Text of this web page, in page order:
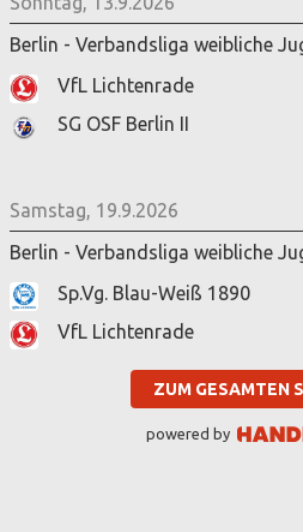
Berlin - Verbandsliga weibliche
VfL Lichtenrade
SG OSF Berlin II
Samstag, 19.9.2026
Berlin - Verbandsliga weibliche
Sp.Vg. Blau-Weiß 1890
VfL Lichtenrade
ZUM GESAMTEN
powered by